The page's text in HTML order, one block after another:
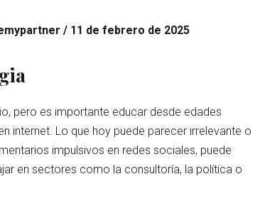
/ 11 de febrero de 2025
pero es importante educar desde edades
internet. Lo que hoy puede parecer irrelevante o
impulsivos en redes sociales, puede
en sectores como la consultoría, la política o